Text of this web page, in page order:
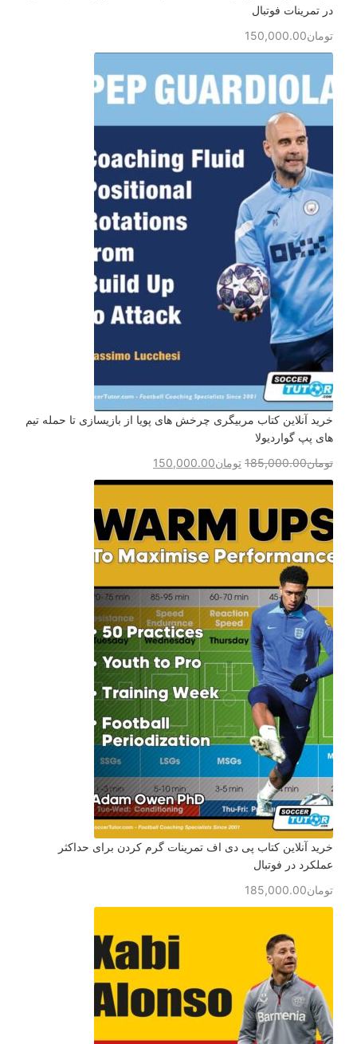
در تمرینات فوتبال
تومان150,000.00
خرید آنلاین کتاب مربیگری چرخش های پویا از بازیسازی تا حمله تیم
های پپ گواردیولا
تومان185,000.00 تومان150,000.00
خرید آنلاین کتاب پی دی اف تمرینات گرم کردن برای حداکثر
عملکرد در فوتبال
تومان185,000.00